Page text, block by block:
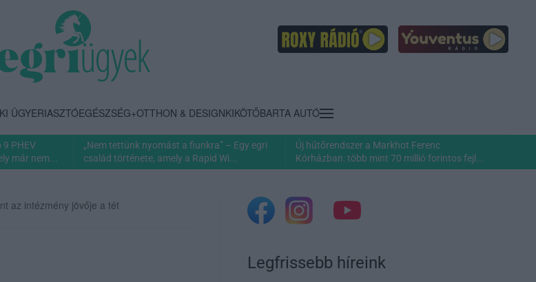
ÜGYERIASZTÓEGÉSZSÉG+OTTHON & DESIGNKIKÖTŐBARTA AUTÓ
9 PHEV
már nem...
„Nem tettünk nyomást a fiunkra” – Egy egri
család története, amely a Rapid Wi...
Új hűtőrendszer a Markhot Ferenc
Kórházban: több mint 70 millió forintos fejl...
az intézmény jövője a tét
Legfrissebb híreink